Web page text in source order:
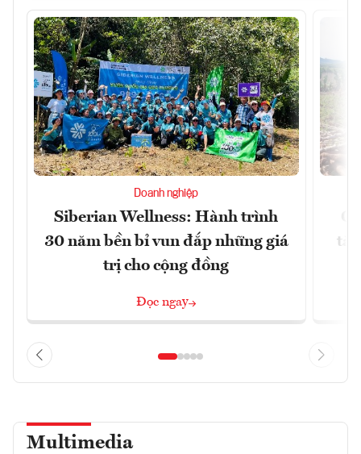
Doanh nghiệp
Siberian Wellness: Hành trình
30 năm bền bỉ vun đắp những giá
trị cho cộng đồng
Đọc ngay
Multimedia